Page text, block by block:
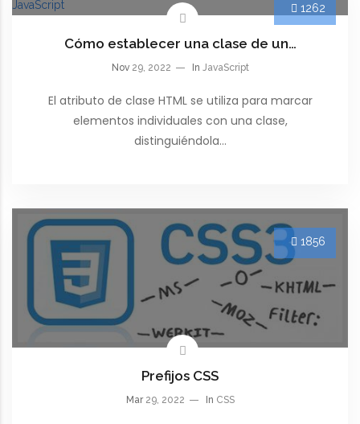
1262
Cómo establecer una clase de un…
Nov29, 2022 In JavaScript
El atributo de clase HTML se utiliza para marcar
elementos individuales con una clase,
distinguiéndola…
1856
Prefijos CSS
Mar29, 2022 In CSS